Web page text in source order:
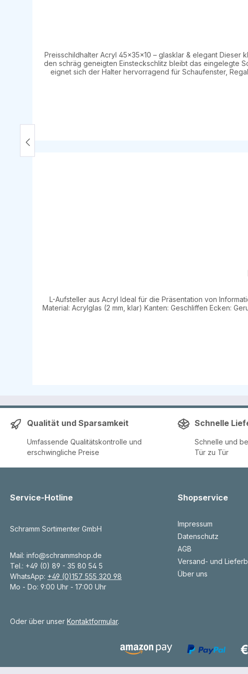
Preisschildhalter Acryl 45×35×10 – glasklar & elegant
den schräg geneigten Einsteckschlitz bleibt das eingelegte
eignet sich der Halter hervorragend für Schaufenster, Regale,
L-Aufsteller aus Acryl Ideal für die Präsentation von
Material: Acrylglas (2 mm, klar) Kanten: Geschliffen Ecken: Gerundet Erhältlich in den Formaten: DIN A4 DIN A5 DIN A6 DIN A7 DIN-Lang Perfekt für den Einsatz in Geschäften, Büros
Qualität und Sparsamkeit
Umfassende Qualitätskontrolle und
erschwingliche Preise
Schnelle
Schnelle und
Tür zu Tür
Service-Hotline
Schramm Sortimenter GmbH
Mail: info@schrammshop.de
Tel.: +49 (0) 89 - 35 80 54 5
WhatsApp: +49 (0)157 555 320 98
Mo - Do: 9:00 Uhr - 17:00 Uhr
Oder über unser Kontaktformular.
Shopservice
Impressum
Datenschutz
AGB
Versand- und
Über uns